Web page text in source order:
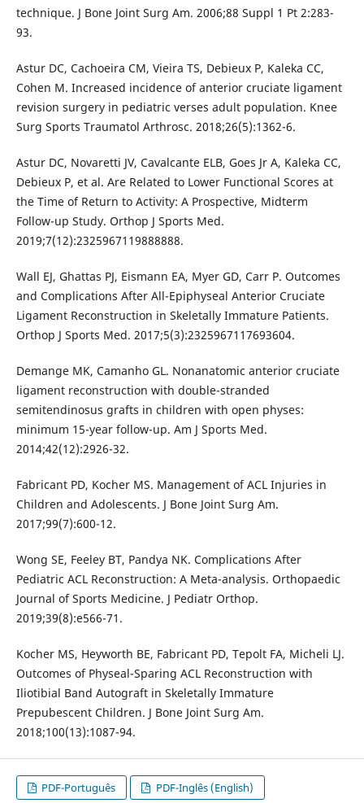
technique. J Bone Joint Surg Am. 2006;88 Suppl 1 Pt 2:283-
93.
Astur DC, Cachoeira CM, Vieira TS, Debieux P, Kaleka CC,
Cohen M. Increased incidence of anterior cruciate ligament
revision surgery in pediatric verses adult population. Knee
Surg Sports Traumatol Arthrosc. 2018;26(5):1362-6.
Astur DC, Novaretti JV, Cavalcante ELB, Goes Jr A, Kaleka CC,
Debieux P, et al. Are Related to Lower Functional Scores at
the Time of Return to Activity: A Prospective, Midterm
Follow-up Study. Orthop J Sports Med.
2019;7(12):2325967119888888.
Wall EJ, Ghattas PJ, Eismann EA, Myer GD, Carr P. Outcomes
and Complications After All-Epiphyseal Anterior Cruciate
Ligament Reconstruction in Skeletally Immature Patients.
Orthop J Sports Med. 2017;5(3):2325967117693604.
Demange MK, Camanho GL. Nonanatomic anterior cruciate
ligament reconstruction with double-stranded
semitendinosus grafts in children with open physes:
minimum 15-year follow-up. Am J Sports Med.
2014;42(12):2926-32.
Fabricant PD, Kocher MS. Management of ACL Injuries in
Children and Adolescents. J Bone Joint Surg Am.
2017;99(7):600-12.
Wong SE, Feeley BT, Pandya NK. Complications After
Pediatric ACL Reconstruction: A Meta-analysis. Orthopaedic
Journal of Sports Medicine. J Pediatr Orthop.
2019;39(8):e566-71.
Kocher MS, Heyworth BE, Fabricant PD, Tepolt FA, Micheli LJ.
Outcomes of Physeal-Sparing ACL Reconstruction with
Iliotibial Band Autograft in Skeletally Immature
Prepubescent Children. J Bone Joint Surg Am.
2018;100(13):1087-94.
PDF-Português PDF-Inglês (English)